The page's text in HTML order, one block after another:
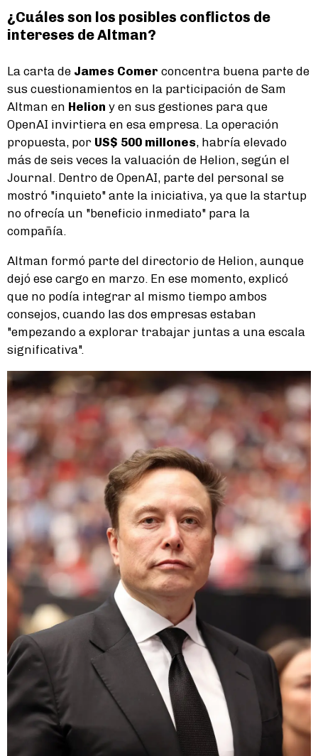
¿Cuáles son los posibles conflictos de
intereses de Altman?
La carta de James Comer concentra buena parte de
sus cuestionamientos en la participación de Sam
Altman en Helion y en sus gestiones para que
OpenAI invirtiera en esa empresa. La operación
propuesta, por US$ 500 millones, habría elevado
más de seis veces la valuación de Helion, según el
Journal. Dentro de OpenAI, parte del personal se
mostró "inquieto" ante la iniciativa, ya que la startup
no ofrecía un "beneficio inmediato" para la
compañía.
Altman formó parte del directorio de Helion, aunque
dejó ese cargo en marzo. En ese momento, explicó
que no podía integrar al mismo tiempo ambos
consejos, cuando las dos empresas estaban
"empezando a explorar trabajar juntas a una escala
significativa".